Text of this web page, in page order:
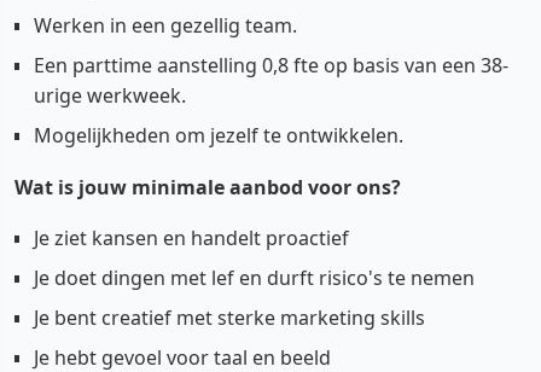
Werken in een gezellig team.
Een parttime aanstelling 0,8 fte op basis van een 38-
urige werkweek.
Mogelijkheden om jezelf te ontwikkelen.
Wat is jouw minimale aanbod voor ons?
Je ziet kansen en handelt proactief
Je doet dingen met lef en durft risico's te nemen
Je bent creatief met sterke marketing skills
Je hebt gevoel voor taal en beeld